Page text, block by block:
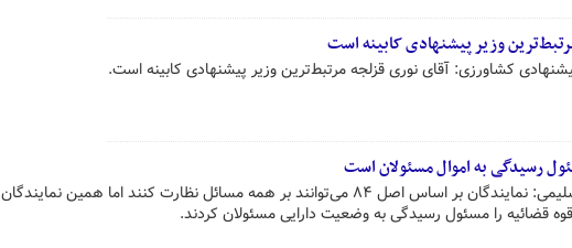
وزیر پیشنهادی کابینه است
کشاورزی: آقای نوری‌ قزلجه مرتبط‌ترین وزیر پیشنهادی کابینه است.
رسیدگی به اموال مسئولان است
پاسخ رئیس مجلس به اخطار سلیمی: نمایندگان بر اساس اصل ۸۴ می‌توانند بر همه مسائل نظارت کنند اما همین نمایندگان
قضائیه را مسئول رسیدگی به وضعیت دارایی مسئولان کردند.